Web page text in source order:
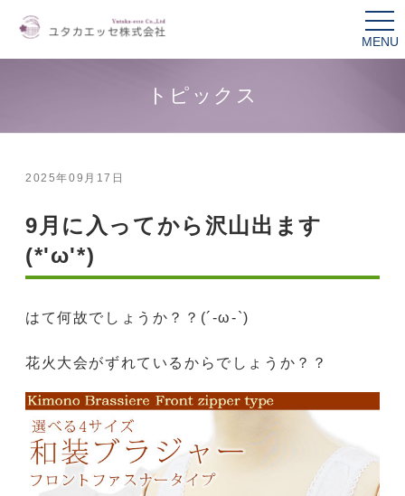
トピックス
2025年09月17日
9月に入ってから沢山出ます
(*'ω'*)
はて何故でしょうか？？(´-ω-`)
花火大会がずれているからでしょうか？？